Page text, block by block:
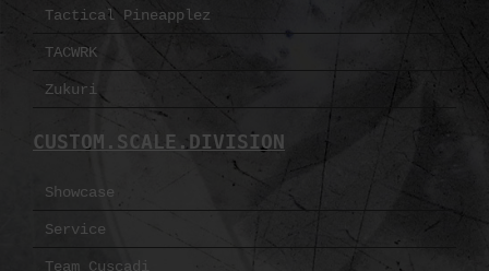
Tactical Pineapplez
TACWRK
Zukuri
CUSTOM.SCALE.DIVISION
Showcase
Service
Team Cuscadi